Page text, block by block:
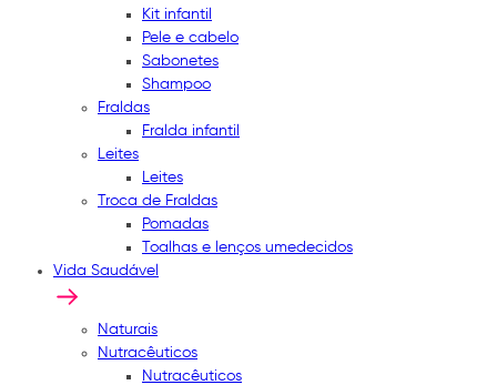
Kit infantil
Pele e cabelo
Sabonetes
Shampoo
Fraldas
Fralda infantil
Leites
Leites
Troca de Fraldas
Pomadas
Toalhas e lenços umedecidos
Vida Saudável
Naturais
Nutracêuticos
Nutracêuticos